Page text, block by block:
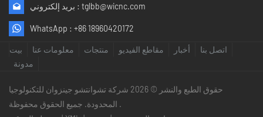
بريد إلكتروني : tglbb@wicnc.com
WhatsApp : +86 18960420172
بيت معلومات عنا منتجات مقاطع الفيديو أخبار
اتصل بنا
مدونة
حقوق الطبع والنشر © 2026 شركة تشوانتشو جينزوان للتكنولوجيا
المحدودة. جميع الحقوق محفوظة .